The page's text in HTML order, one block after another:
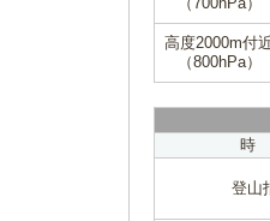
高度2000m付
（800hPa）
時
登山